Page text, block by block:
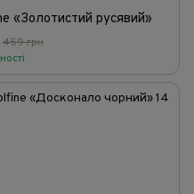
«Золотистий русявий»
459 грн